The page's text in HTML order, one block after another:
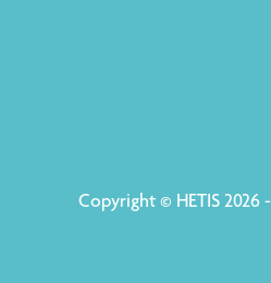
Copyright © HETIS